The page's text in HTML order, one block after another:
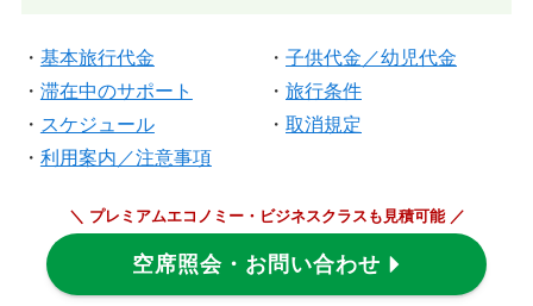
・ 基本旅行代金
・ 滞在中のサポート
・ スケジュール
・ 利用案内／注意事項
・ 子供代金／幼児代金
・ 旅行条件
・ 取消規定
＼ プレミアムエコノミー・ビジネスクラスも見積可能 ／
空席照会・お問い合わせ